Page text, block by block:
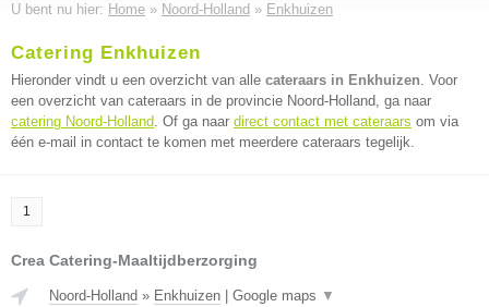
U bent nu hier: Home » Noord-Holland » Enkhuizen
Catering Enkhuizen
Hieronder vindt u een overzicht van alle cateraars in Enkhuizen. Voor
een overzicht van cateraars in de provincie Noord-Holland, ga naar
catering Noord-Holland. Of ga naar direct contact met cateraars om via
één e-mail in contact te komen met meerdere cateraars tegelijk.
1
Crea Catering-Maaltijdberzorging
Noord-Holland » Enkhuizen Google maps ▼